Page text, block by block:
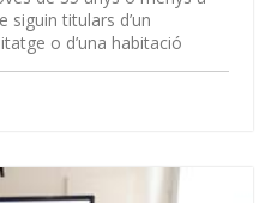
siguin titulars d’un
o d’una habitació